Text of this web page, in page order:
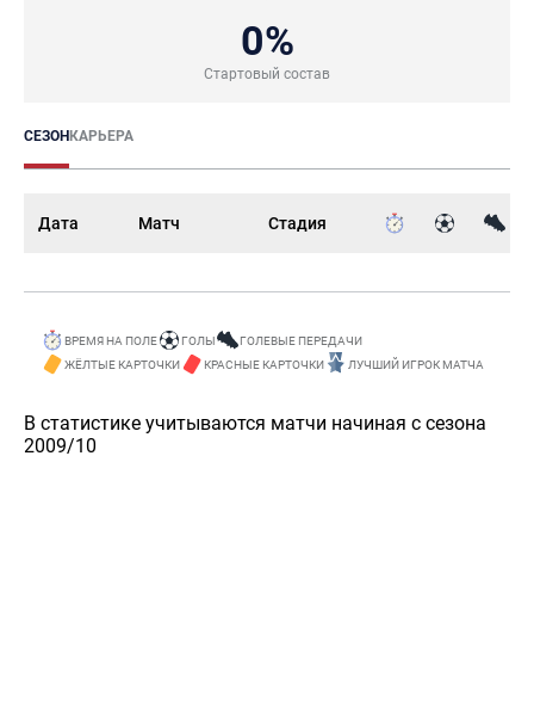
0%
Стартовый состав
СЕЗОНКАРЬЕРА
Дата Матч Стадия
ВРЕМЯ НА ПОЛЕ ГОЛЫ
ГОЛЕВЫЕ ПЕРЕДАЧИ
ЖЁЛТЫЕ КАРТОЧКИ
КРАСНЫЕ КАРТОЧКИ ЛУЧШИЙ ИГРОК МАТЧА
В статистике учитываются матчи начиная с сезона
2009/10